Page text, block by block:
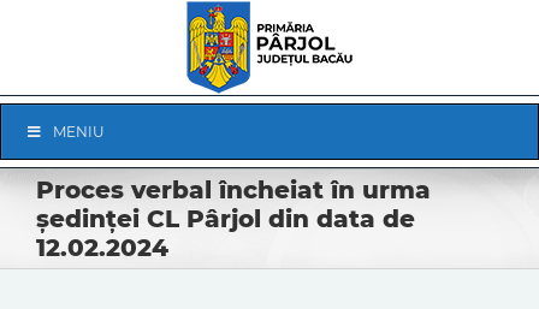
Navigation
MENIU
Proces verbal încheiat în urma
ședinței CL Pârjol din data de
12.02.2024